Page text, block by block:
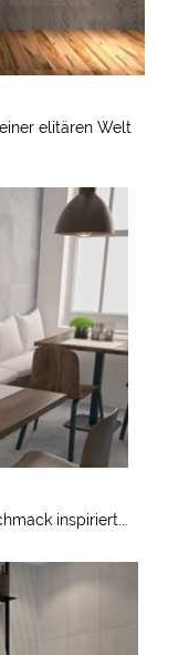
elitären Welt
inspiriert...